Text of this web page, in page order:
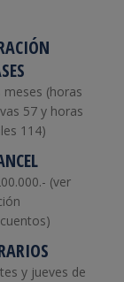
meses (horas
57 y horas
114)
(ver
y jueves de